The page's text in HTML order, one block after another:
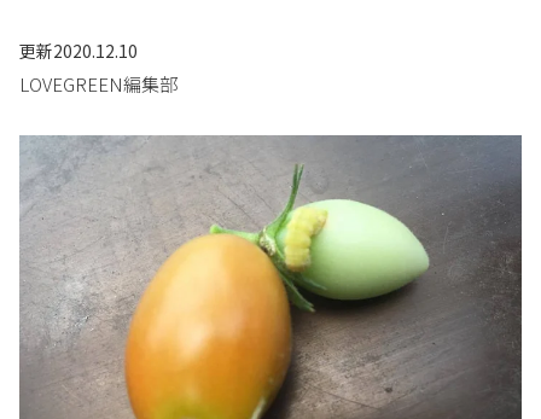
更新2020.12.10
LOVEGREEN編集部